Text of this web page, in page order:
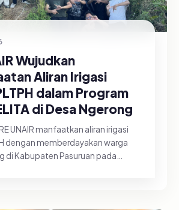
Wujudkan
Aliran Irigasi
dalam Program
di Desa Ngerong
UNAIR manfaatkan aliran irigasi
dengan memberdayakan warga
di Kabupaten Pasuruan pada